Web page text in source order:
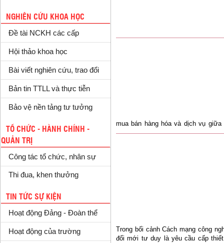
NGHIÊN CỨU KHOA HỌC
Đề tài NCKH các cấp
Hội thảo khoa học
Bài viết nghiên cứu, trao đổi
Bản tin TTLL và thực tiễn
Bảo vệ nền tảng tư tưởng
TỔ CHỨC - HÀNH CHÍNH -
QUẢN TRỊ
Công tác tổ chức, nhân sự
Thi đua, khen thưởng
TIN TỨC SỰ KIỆN
Hoạt động Đảng - Đoàn thể
Hoạt động của trường
mua bán hàng hóa và dịch vụ
Bằng là tỉnh miền núi, biên giới
Trong bối cảnh Cách mạng công
đổi mới tư duy là yêu cầu cấp